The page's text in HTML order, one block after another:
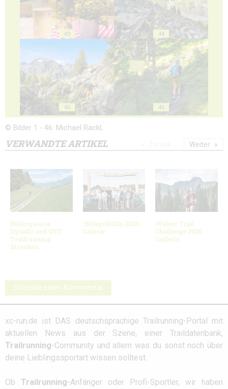
43 44
45 46
© Bilder 1 - 46: Michael Rackl;
VERWANDTE ARTIKEL
Bildergalerie
Dynafit und OTF
Trailrunning
Strecken
3Kings3Hills 2026:
Galerie
Walser Trail
Challenge 2026
Gallerie
Weiter
Schreibe einen Kommentar
xc-run.de ist DAS deutschsprachige Trailrunning-Portal mit
aktuellen News aus der Szene, einer Traildatenbank,
Trailrunning-Community und allem was du sonst noch über
deine Lieblingssportart wissen solltest.
Ob Trailrunning-Anfänger oder Profi-Sportler, wir haben